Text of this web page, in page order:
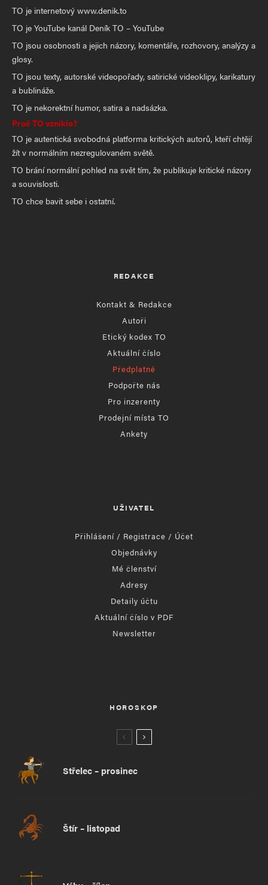
TO je internetový www.denik.to
TO je YouTube kanál Deník TO – YouTube
TO jsou osobnosti a jejich názory, komentáře, rozhovory, analýzy a
glosy.
TO jsou texty, autorské videopořady, satirické videoklipy, karikatury
a bublináže.
TO je nekorektní humor, satira a nadsázka.
Proč TO vzniklo?
TO je autentická svobodná platforma kritických autorů, kteří chtějí
žít v normálním nezregulovaném světě.
TO brání normální pohled na svět tím, že publikuje kritické názory
a souvislosti.
TO chce bavit sebe i ostatní.
REDAKCE
Kontakt & Redakce
Autoři
Etický kodex TO
Aktuální číslo
Předplatné
Podpořte nás
Pro inzerenty
Prodejní místa TO
Ankety
UŽIVATEL
Přihlášení / Registrace / Účet
Objednávky
Mé členství
Adresy
Detaily účtu
Aktuální číslo v PDF
Newsletter
HOROSKOP
Střelec – prosinec
Štír – listopad